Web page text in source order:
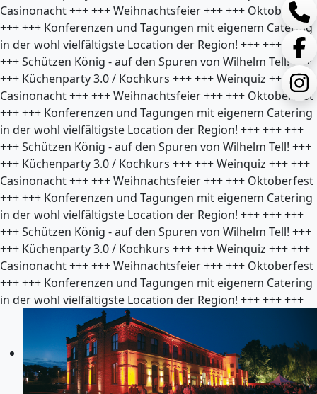
Casinonacht++++++Weihnachtsfeier++++++ Oktoberfest
++++++ Konferenzen und Tagungen mit eigenem Catering
in der wohl vielfältigste Location der Region! ++++++
+++
+++Schützen König - auf den Spuren von Wilhelm Tell!+++
+++ Küchenparty 3.0 / Kochkurs ++++++Weinquiz +++ +++
Casinonacht++++++Weihnachtsfeier++++++ Oktoberfest
++++++ Konferenzen und Tagungen mit eigenem Catering
in der wohl vielfältigste Location der Region! +++++++++
+++Schützen König - auf den Spuren von Wilhelm Tell! +++
+++ Küchenparty 3.0 / Kochkurs ++++++Weinquiz ++++++
Casinonacht++++++Weihnachtsfeier++++++ Oktoberfest
++++++ Konferenzen und Tagungen mit eigenem Catering
in der wohl vielfältigste Location der Region! +++++++++
+++Schützen König - auf den Spuren von Wilhelm Tell! +++
+++ Küchenparty 3.0 / Kochkurs ++++++Weinquiz ++++++
Casinonacht++++++Weihnachtsfeier++++++ Oktoberfest
++++++ Konferenzen und Tagungen mit eigenem Catering
in der wohl vielfältigste Location der Region! +++++++++